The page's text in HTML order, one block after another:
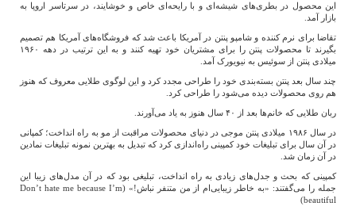
این محصول در بطری‌های شیشه‌ای و با رایحه‌ای خاص و خوشایند، در سرتاسر اروپا به
بازار ‌آمد.
تقاضا برای نرم کننده و شامپو پنتن در آمریکا باعث شد که فروشگاه‌های آمریکا هم تصمیم
بگیرند تا محصولات پنتن را برای مشتریان خود تهیه کنند و به این ترتیب در دهه ۱۹۶۰
میلادی پنتن از سوئیس به نیویورک آمد.
چند سال بعد پنتن بسته‌بندی خود را طراحی مجدد کرد و این لوگوی طلایی معروف که هنوز
هم روی محصولات دیده می‌شود را طراحی کرد.
ربان طلایی که خانم‌ها بعد از ۴۰ سال هنوز به یاد می‌آورند.
در سال ۱۹۸۶ میلادی پنتن موجی در دنیای محصولات مراقبت از مو به راه انداخت؛ کمپانی
در آن سال برای تبلیغات خود کمپینی راه‌اندازی کرد که تبدیل به بهترین نمونه تبلیغات نمادین
در آن زمان شد.
کمپینی که بحث و جدل‌های زیادی به راه انداخت، تبلیغی بود که در آن مدل‌های زیبا این
جمله را می‌گفتند: «به خاطر زیبایی‌ام از من متنفر نباش!» (Don’t hate me because I’m
beautiful)